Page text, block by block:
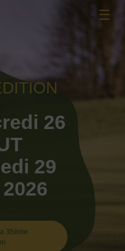
☰
26
29
35ème